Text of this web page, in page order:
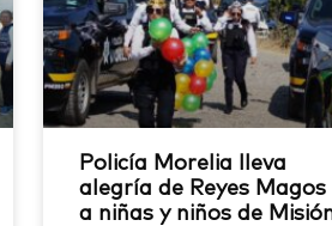
Policía Morelia lleva
alegría de Reyes Magos
a niñas y niños de